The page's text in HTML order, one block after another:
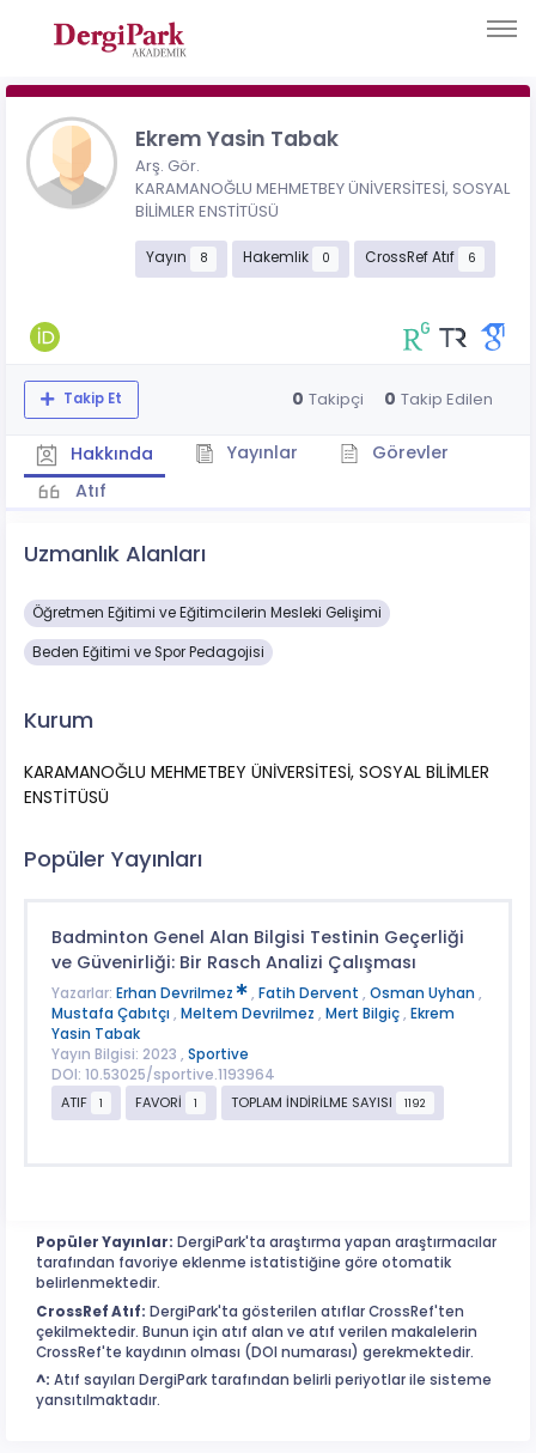
Ekrem Yasin Tabak
Arş. Gör.
KARAMANOĞLU MEHMETBEY ÜNİVERSİTESİ, SOSYAL
BİLİMLER ENSTİTÜSÜ
Yayın 8 Hakemlik 0 CrossRef Atıf 6
Takip Et 0 Takipçi 0 Takip Edilen
Hakkında Yayınlar
Görevler
Atıf
Uzmanlık Alanları
Öğretmen Eğitimi ve Eğitimcilerin Mesleki Gelişimi
Beden Eğitimi ve Spor Pedagojisi
Kurum
KARAMANOĞLU MEHMETBEY ÜNİVERSİTESİ, SOSYAL BİLİMLER
ENSTİTÜSÜ
Popüler Yayınları
Badminton Genel Alan Bilgisi Testinin Geçerliği
ve Güvenirliği: Bir Rasch Analizi Çalışması
Yazarlar: Erhan Devrilmez , Fatih Dervent , Osman Uyhan ,
Mustafa Çabıtçı , Meltem Devrilmez , Mert Bilgiç, Ekrem
Yasin Tabak
Yayın Bilgisi: 2023 , Sportive
DOI: 10.53025/sportive.1193964
ATIF
1 FAVORİ 1 TOPLAM İNDİRİLME SAYISI 1192
Popüler Yayınlar: DergiPark'ta araştırma yapan araştırmacılar
tarafından favoriye eklenme istatistiğine göre otomatik
belirlenmektedir.
CrossRef Atıf: DergiPark'ta gösterilen atıflar CrossRef'ten
çekilmektedir. Bunun için atıf alan ve atıf verilen makalelerin
CrossRef'te kaydının olması (DOI numarası) gerekmektedir.
^: Atıf sayıları DergiPark tarafından belirli periyotlar ile sisteme
yansıtılmaktadır.